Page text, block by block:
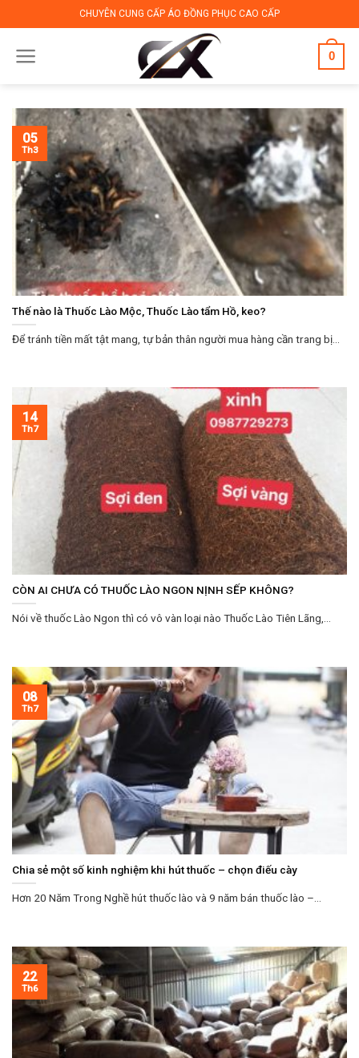
to
content
CHUYÊN CUNG CẤP ÁO ĐỒNG PHỤC CAO CẤP
0
Thế nào là Thuốc Lào Mộc, Thuốc Lào tẩm Hồ, keo?
Để tránh tiền mất tật mang, tự bản thân người mua hàng cần trang bị...
05
Th3
CÒN AI CHƯA CÓ THUỐC LÀO NGON NỊNH SẾP KHÔNG?
Nói về thuốc Lào Ngon thì có vô vàn loại nào Thuốc Lào Tiên Lãng,...
14
Th7
Chia sẻ một số kinh nghiệm khi hút thuốc – chọn điếu cày
Hơn 20 Năm Trong Nghề hút thuốc lào và 9 năm bán thuốc lào –...
08
Th7
22
Th6